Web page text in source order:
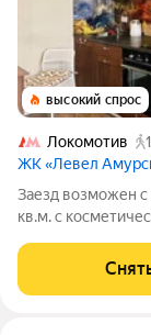
высокий спрос
Локомотив
ЖК «Левел
Заезд возможен
кв.м. с
Холодильник Кондиционер Дом - монолитный, окна выходят
во двор, с видом